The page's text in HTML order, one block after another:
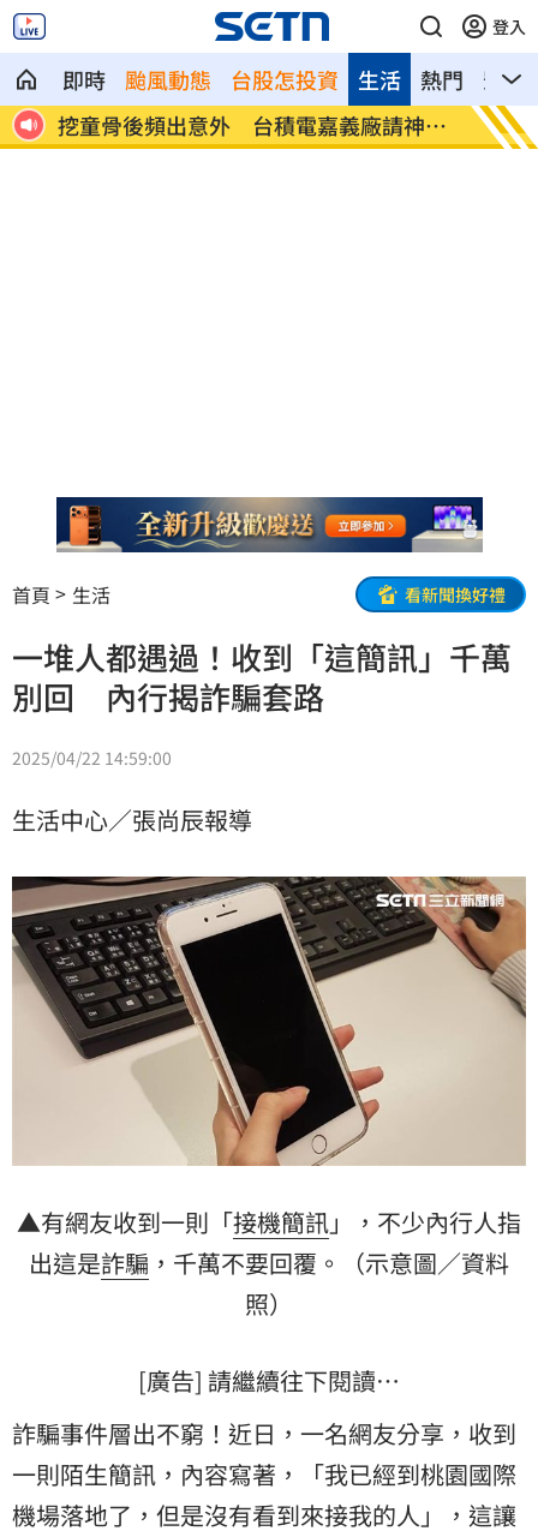
登入
即時 颱風動態 台股怎投資 熱門 影音
生活
鎮
這吃法頂呱呱「青花椒鹹酥雞＋角嗨」開
賣
韓股
首頁 生活 看新聞換好禮
一堆人都遇過！收到「這簡訊」千萬
別回 內行揭詐騙套路
2025/04/22 14:59:00
生活中心／張尚辰報導
▲有網友收到一則「接機簡訊」，不少內行人指
出這是詐騙 ，千萬不要回覆。（示意圖／資料
照）
[廣告] 請繼續往下閱讀…
詐騙事件層出不窮！近日，一名網友分享，收到
一則陌生簡訊，內容寫著，「我已經到桃園國際
機場落地了，但是沒有看到來接我的人」，這讓